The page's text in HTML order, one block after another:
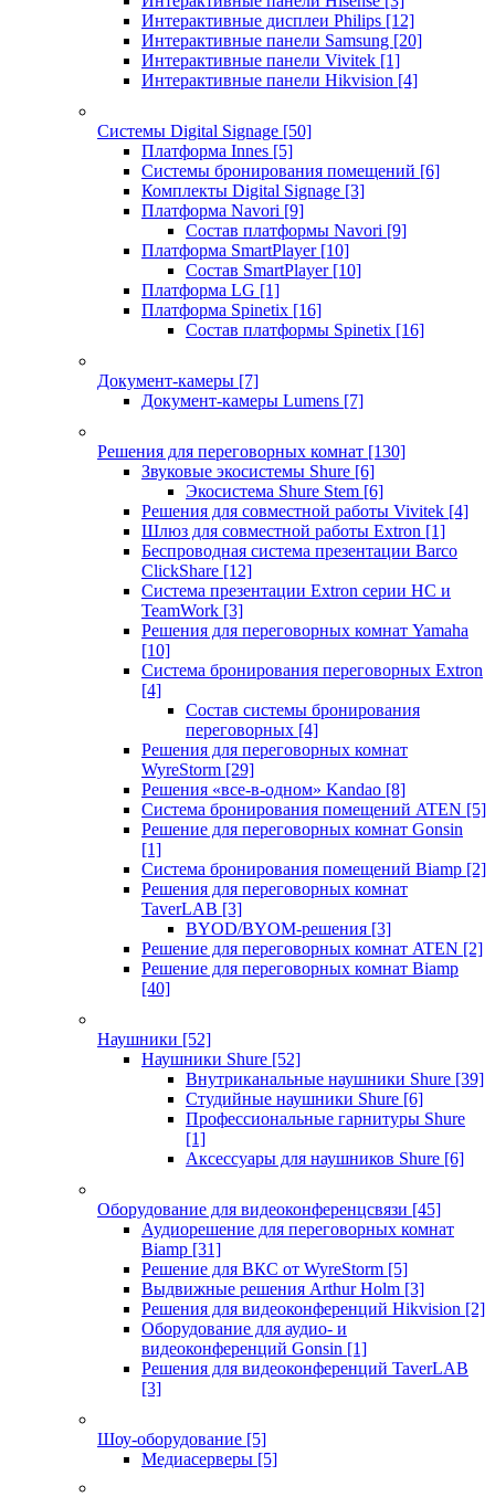
Интерактивные дисплеи Philips [12]
Интерактивные панели Samsung [20]
Интерактивные панели Vivitek [1]
Интерактивные панели Hikvision [4]
Системы Digital Signage [50]
Платформа Innes [5]
Системы бронирования помещений [6]
Комплекты Digital Signage [3]
Платформа Navori [9]
Состав платформы Navori [9]
Платформа SmartPlayer [10]
Состав SmartPlayer [10]
Платформа LG [1]
Платформа Spinetix [16]
Состав платформы Spinetix [16]
Документ-камеры [7]
Документ-камеры Lumens [7]
Решения для переговорных комнат [130]
Звуковые экосистемы Shure [6]
Экосистема Shure Stem [6]
Решения для совместной работы Vivitek [4]
Шлюз для совместной работы Extron [1]
Беспроводная система презентации Barco
ClickShare [12]
Система презентации Extron серии HC и
TeamWork [3]
Решения для переговорных комнат Yamaha
[10]
Система бронирования переговорных Extron
[4]
Состав системы бронирования
переговорных [4]
Решения для переговорных комнат
WyreStorm [29]
Решения «все-в-одном» Kandao [8]
Система бронирования помещений ATEN [5]
Решение для переговорных комнат Gonsin
[1]
Система бронирования помещений Biamp [2]
Решения для переговорных комнат
TaverLAB [3]
BYOD/BYOM-решения [3]
Решение для переговорных комнат ATEN [2]
Решение для переговорных комнат Biamp
[40]
Наушники [52]
Наушники Shure [52]
Внутриканальные наушники Shure [39]
Студийные наушники Shure [6]
Профессиональные гарнитуры Shure
[1]
Аксессуары для наушников Shure [6]
Оборудование для видеоконференцсвязи [45]
Аудиорешение для переговорных комнат
Biamp [31]
Решение для ВКС от WyreStorm [5]
Выдвижные решения Arthur Holm [3]
Решения для видеоконференций Hikvision [2]
Оборудование для аудио- и
видеоконференций Gonsin [1]
Решения для видеоконференций TaverLAB
[3]
Шоу-оборудование [5]
Медиасерверы [5]